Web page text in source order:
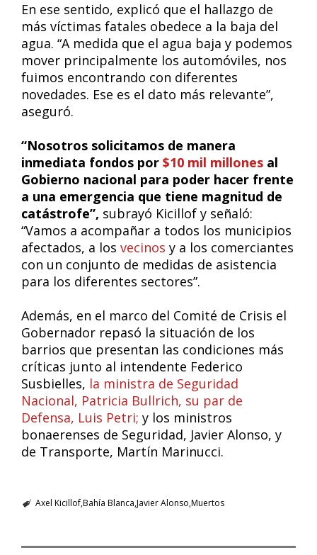
En ese sentido, explicó que el hallazgo de
más víctimas fatales obedece a la baja del
agua. “A medida que el agua baja y podemos
mover principalmente los automóviles, nos
fuimos encontrando con diferentes
novedades. Ese es el dato más relevante”,
aseguró.
“Nosotros solicitamos de manera
inmediata fondos por $10 mil millones al
Gobierno nacional para poder hacer frente
a una emergencia que tiene magnitud de
catástrofe”, subrayó Kicillof y señaló:
“Vamos a acompañar a todos los municipios
afectados, a los vecinos y a los comerciantes
con un conjunto de medidas de asistencia
para los diferentes sectores”.
Además, en el marco del Comité de Crisis el
Gobernador repasó la situación de los
barrios que presentan las condiciones más
críticas junto al intendente Federico
Susbielles, la ministra de Seguridad
Nacional, Patricia Bullrich, su par de
Defensa, Luis Petri; y los ministros
bonaerenses de Seguridad, Javier Alonso, y
de Transporte, Martín Marinucci.
Axel KicillofBahía Blanca Javier Alonso Muertos